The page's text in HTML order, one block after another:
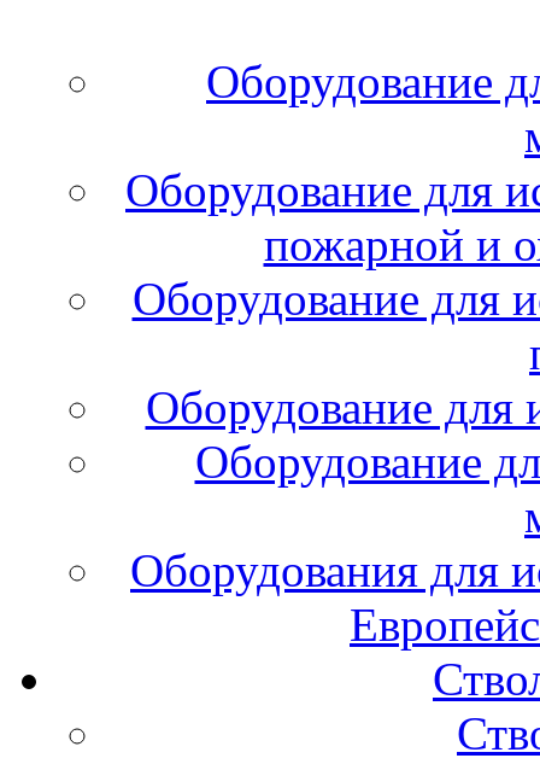
Оборудование
Оборудование для
пожарной и
Оборудование для
Оборудование для
Оборудование
Оборудования для